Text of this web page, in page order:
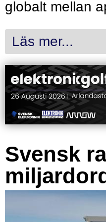
globalt mellan
Läs mer...
Svensk